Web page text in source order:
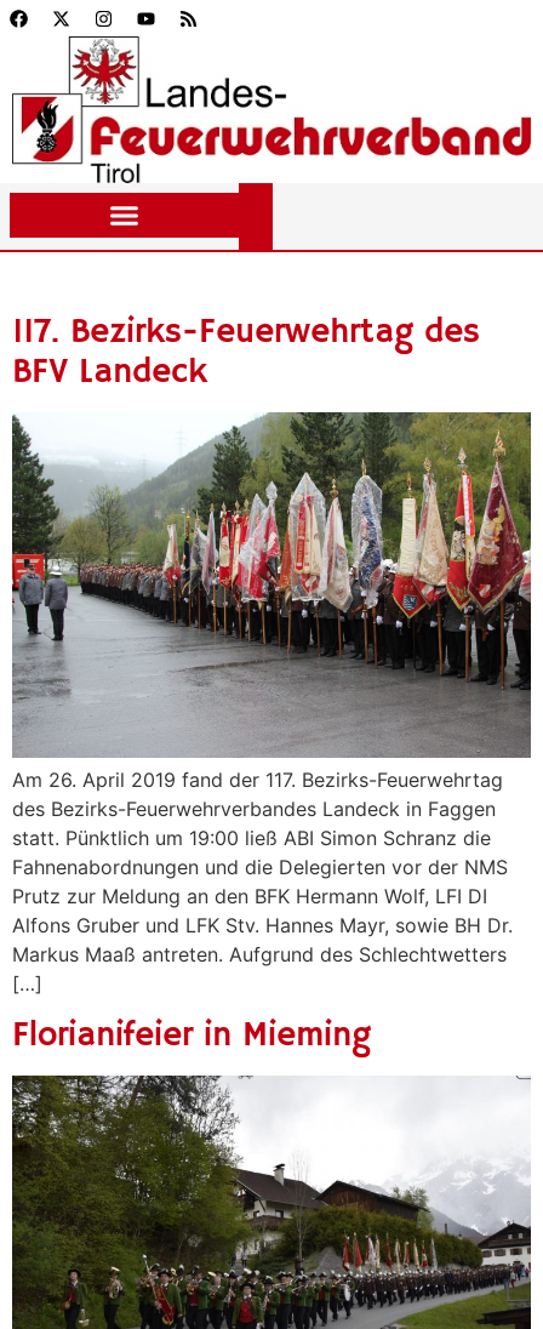
117. Bezirks-Feuerwehrtag des
BFV Landeck
Am 26. April 2019 fand der 117. Bezirks-Feuerwehrtag
des Bezirks-Feuerwehrverbandes Landeck in Faggen
statt. Pünktlich um 19:00 ließ ABI Simon Schranz die
Fahnenabordnungen und die Delegierten vor der NMS
Prutz zur Meldung an den BFK Hermann Wolf, LFI DI
Alfons Gruber und LFK Stv. Hannes Mayr, sowie BH Dr.
Markus Maaß antreten. Aufgrund des Schlechtwetters
[…]
Florianifeier in Mieming